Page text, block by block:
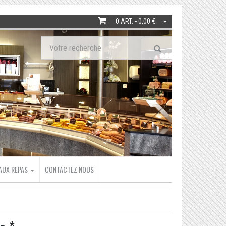
0 ART. - 0,00 €
REPAS CONTACTEZ NOUS